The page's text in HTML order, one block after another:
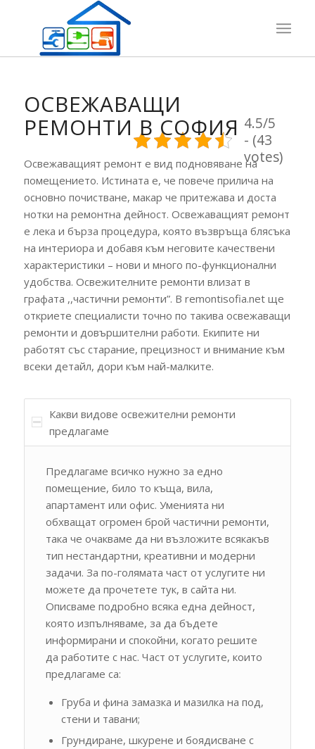
ОСВЕЖАВАЩИ
РЕМОНТИ В СОФИЯ
Освежаващият ремонт е вид подновяване на
помещението. Истината е, че повече прилича на
основно почистване, макар че притежава и доста
нотки на ремонтна дейност. Освежаващият ремонт
е лека и бърза процедура, която възвръща блясъка
на интериора и добавя към неговите качествени
характеристики – нови и много по-функционални
удобства. Освежителните ремонти влизат в
графата ,,частични ремонти”. В remontisofia.net ще
откриете специалисти точно по такива освежаващи
ремонти и довършителни работи. Екипите ни
работят със старание, прецизност и внимание към
всеки детайл, дори към най-малките.
Какви видове освежителни ремонти
предлагаме
Предлагаме всичко нужно за едно
помещение, било то къща, вила,
апартамент или офис. Уменията ни
обхващат огромен брой частични ремонти,
така че очакваме да ни възложите всякакъв
тип нестандартни, креативни и модерни
задачи. За по-голямата част от услугите ни
можете да прочетете тук, в сайта ни.
Описваме подробно всяка една дейност,
която изпълняваме, за да бъдете
информирани и спокойни, когато решите
да работите с нас. Част от услугите, които
предлагаме са:
Груба и фина замазка и мазилка на под,
стени и тавани;
Грундиране, шкурене и боядисване с
4.5/5
- (43
votes)